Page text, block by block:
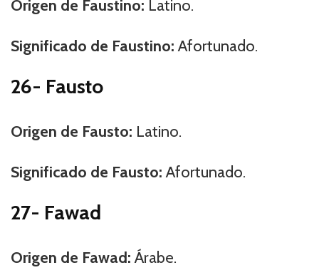
Origen de Faustino: Latino.
Significado de Faustino:Afortunado.
26- Fausto
Origen de Fausto: Latino.
Significado de Fausto:Afortunado.
27- Fawad
Origen de Fawad:Árabe.